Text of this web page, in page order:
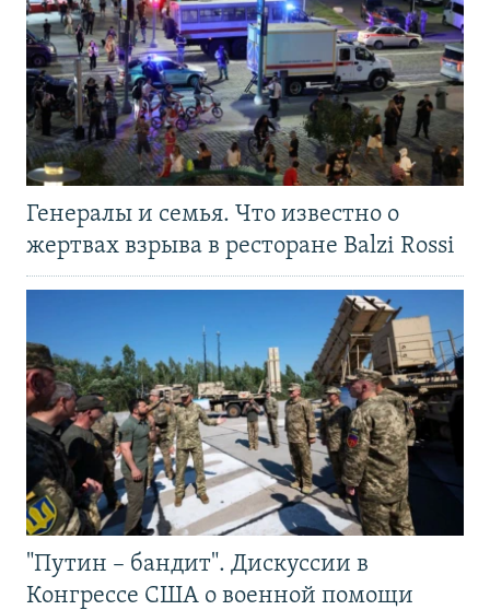
Генералы и семья. Что известно о
жертвах взрыва в ресторане Balzi Rossi
"Путин – бандит". Дискуссии в
Конгрессе США о военной помощи